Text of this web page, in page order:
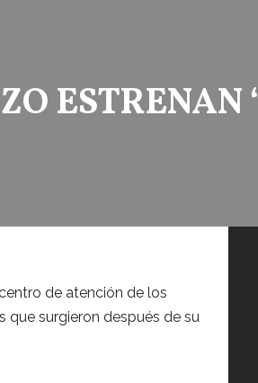
ESTRENAN
de atención de los
que surgieron después de su